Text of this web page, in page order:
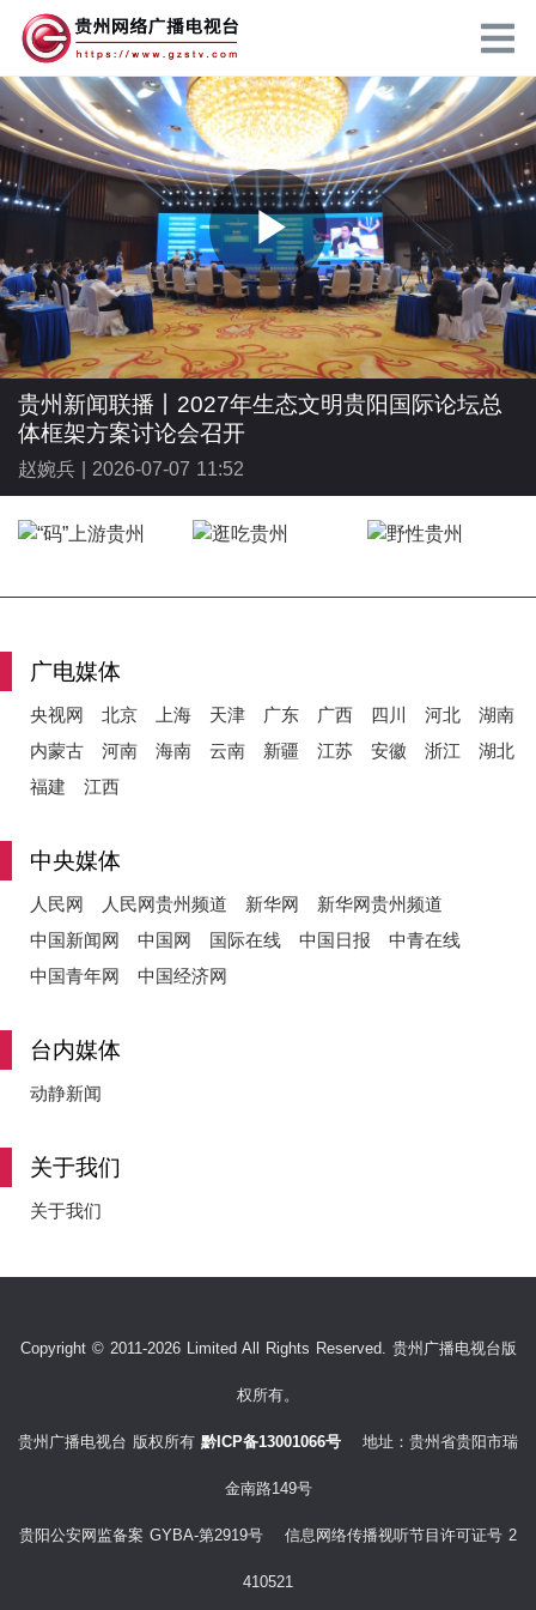
P
l
a
V
贵州新闻联播丨2027年生态文明贵阳国际论坛总
体框架方案讨论会召开
赵婉兵 | 2026-07-07 11:52
广电媒体
央视网 北京 上海 天津 广东 广西 四川 河北
湖南
内蒙古
河南 海南 云南 新疆 江苏 安徽 浙江
湖北
福建
江西
中央媒体
人民网 人民网贵州频道 新华网
新华网贵州频道
中国新闻网
中国网 国际在线 中国日报
中青在线
中国青年网
中国经济网
台内媒体
动静新闻
关于我们
关于我们
Copyright © 2011-2026 Limited All Rights Reserved. 贵州广播电视台版
权所有。
贵州广播电视台 版权所有 黔ICP备13001066号 地址：贵州省贵阳市瑞
金南路149号
贵阳公安网监备案 GYBA-第2919号 信息网络传播视听节目许可证号 2
410521